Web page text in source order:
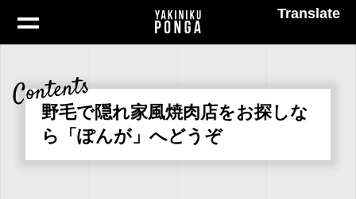
Contents
野毛で隠れ家風焼肉店をお探しな
ら「ぽんが」へどうぞ
Translate